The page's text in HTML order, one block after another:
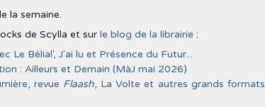
la semaine.
de Scylla et sur le blog de la librairie :
Le Bélial', J'ai lu et Présence du Futur...
: Ailleurs et Demain (MàJ mai 2026)
revue Flaash, La Volte et autres grands formats